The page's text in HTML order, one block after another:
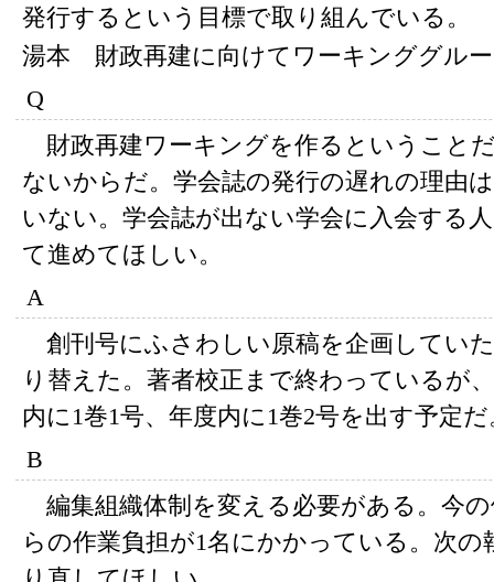
発行するという目標で取り組んでいる。
湯本 財政再建に向けてワーキンググル
Q
財政再建ワーキングを作るということ
ないからだ。学会誌の発行の遅れの理由
いない。学会誌が出ない学会に入会する
て進めてほしい。
A
創刊号にふさわしい原稿を企画してい
り替えた。著者校正まで終わっているが
内に1巻1号、年度内に1巻2号を出す予定だ
B
編集組織体制を変える必要がある。今
らの作業負担が1名にかかっている。次